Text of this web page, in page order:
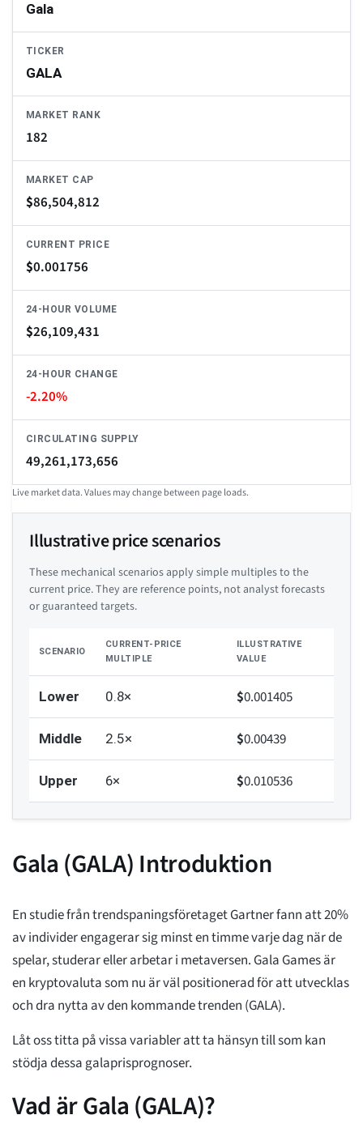
Gala
TICKER
GALA
MARKET RANK
182
MARKET CAP
$86,504,812
CURRENT PRICE
$0.001756
24-HOUR VOLUME
$26,109,431
24-HOUR CHANGE
-2.20%
CIRCULATING SUPPLY
49,261,173,656
Live market data. Values may change between page loads.
Illustrative price scenarios
These mechanical scenarios apply simple multiples to the
current price. They are reference points, not analyst forecasts
or guaranteed targets.
SCENARIO
CURRENT-PRICE
MULTIPLE
ILLUSTRATIVE
VALUE
Lower 0.8× $0.001405
Middle 2.5× $0.00439
Upper 6× $0.010536
Gala (GALA) Introduktion
En studie från trendspaningsföretaget Gartner fann att 20%
av individer engagerar sig minst en timme varje dag när de
spelar, studerar eller arbetar i metaversen. Gala Games är
en kryptovaluta som nu är väl positionerad för att utvecklas
och dra nytta av den kommande trenden (GALA).
Låt oss titta på vissa variabler att ta hänsyn till som kan
stödja dessa galaprisprognoser.
Vad är Gala (GALA)?